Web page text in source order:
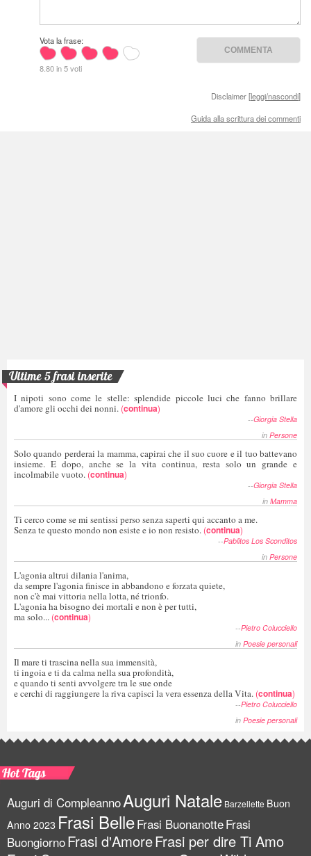
Vota la frase:
8.80 in 5 voti
Disclaimer [leggi/nascondi]
Guida alla scrittura dei commenti
Ultime 5 frasi inserite
I nipoti sono come le stelle: splendide piccole luci che fanno brillare
d'amore gli occhi dei nonni. (continua)
--Giorgia Stella
in Persone
Solo quando perderai la mamma, capirai che il suo cuore e il tuo battevano
insieme. E dopo, anche se la vita continua, resta solo un grande e
incolmabile vuoto. (continua)
--Giorgia Stella
in Mamma
Ti cerco come se mi sentissi perso senza saperti qui accanto a me.
Senza te questo mondo non esiste e io non resisto. (continua)
--Pablitos Los Sconditos
in Persone
L'agonia altrui dilania l'anima,
da sempre l'agonia finisce in abbandono e forzata quiete,
non c'è mai vittoria nella lotta, né trionfo.
L'agonia ha bisogno dei mortali e non è per tutti,
ma solo... (continua)
--Pietro Colucciello
in Poesie personali
Il mare ti trascina nella sua immensità,
ti ingoia e ti da calma nella sua profondità,
e quando ti senti avvolgere tra le sue onde
e cerchi di raggiungere la riva capisci la vera essenza della Vita. (continua)
--Pietro Colucciello
in Poesie personali
Hot Tags
Auguri di CompleannoAuguri Natale Barzellette Buon
Anno 2023 Frasi BelleFrasi BuonanotteFrasi
BuongiornoFrasi d'AmoreFrasi per dire Ti Amo